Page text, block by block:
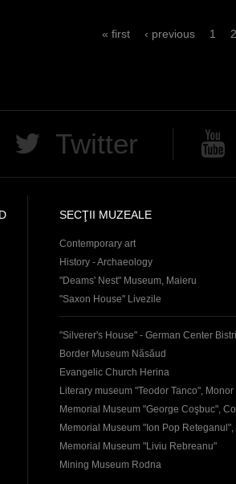
« first ‹ previous 1 2
Twitter
SECŢII MUZEALE
Contemporary art
History - Archaeology
"Deams' Nest" Museum, Maieru
"Saxon House" Livezile
"Silverer's House" - German Center
Border Museum Năsăud
Evangelic Church Herina
Literary museum "Teodor Tanco", Monor
Memorial Museum "George Coşbuc",
Memorial Museum "Ion Pop Reteganul",
Memorial Museum "Liviu Rebreanu"
Mining Museum Rodna